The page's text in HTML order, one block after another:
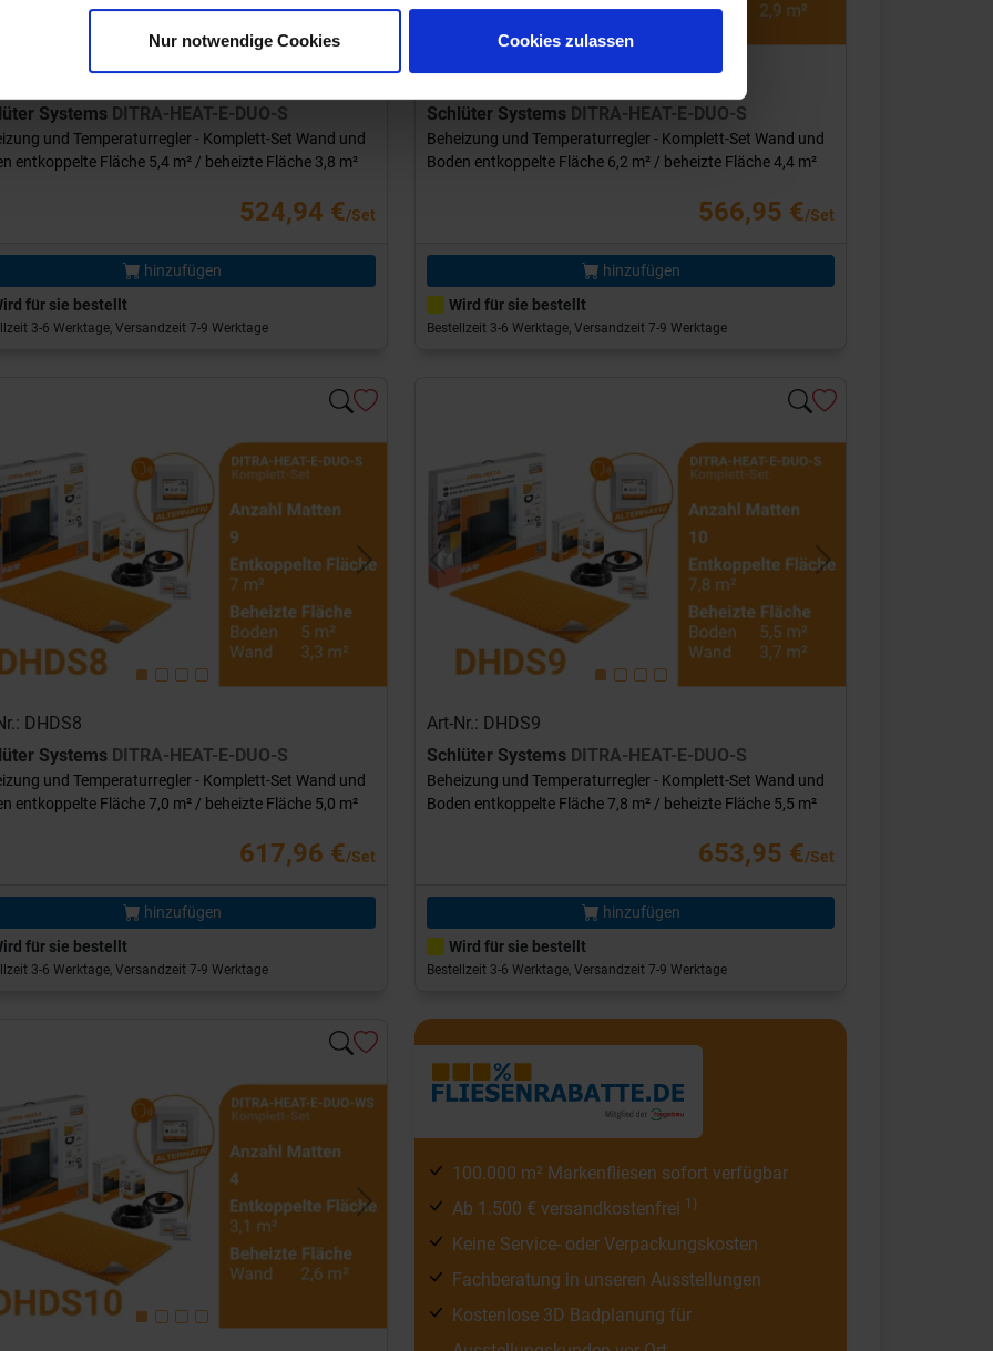
Nur notwendige Cookies Cookies zulassen
Systems DITRA-HEAT-E-DUO-S
und Temperaturregler - Komplett-Set Wand und
entkoppelte Fläche 5,4 m² / beheizte Fläche 3,8 m²
524,94 €/Set
hinzufügen
für sie bestellt
3-6 Werktage, Versandzeit 7-9 Werktage
Schlüter Systems DITRA-HEAT-E-DUO-S
Beheizung und Temperaturregler - Komplett-Set Wand und
Boden entkoppelte Fläche 6,2 m² / beheizte Fläche 4,4 m²
566,95 €/Set
hinzufügen
Wird für sie bestellt
Bestellzeit 3-6 Werktage, Versandzeit 7-9 Werktage
Next
DHDS8
Systems DITRA-HEAT-E-DUO-S
und Temperaturregler - Komplett-Set Wand und
entkoppelte Fläche 7,0 m² / beheizte Fläche 5,0 m²
617,96 €/Set
hinzufügen
für sie bestellt
3-6 Werktage, Versandzeit 7-9 Werktage
Previous Next
Art-Nr.: DHDS9
Schlüter Systems DITRA-HEAT-E-DUO-S
Beheizung und Temperaturregler - Komplett-Set Wand und
Boden entkoppelte Fläche 7,8 m² / beheizte Fläche 5,5 m²
653,95 €/Set
hinzufügen
Wird für sie bestellt
Bestellzeit 3-6 Werktage, Versandzeit 7-9 Werktage
Next
100.000 m² Markenfliesen sofort verfügbar
Ab 1.500 € versandkostenfrei 1)
Keine Service- oder Verpackungskosten
Fachberatung in unseren Ausstellungen
Kostenlose 3D Badplanung für